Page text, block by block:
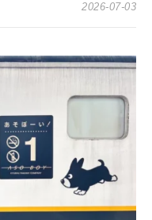
2026-07-03